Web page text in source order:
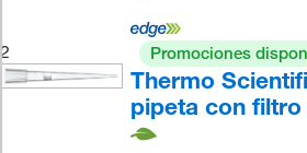
2 Promociones
Thermo
pipeta con